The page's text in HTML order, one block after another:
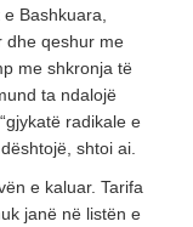
Bashkuara,
dhe qeshur me
me shkronja të
ta ndalojë
radikale e
shtoi ai.
e kaluar. Tarifa
janë në listën e